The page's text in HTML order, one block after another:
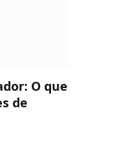
O que
de